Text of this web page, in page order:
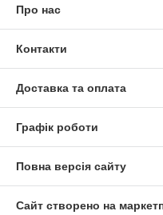
Про нас
Контакти
Доставка та оплата
Графік роботи
Повна версія сайту
Сайт створено на